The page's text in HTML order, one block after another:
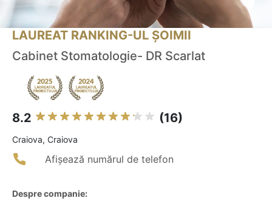
LAUREAT RANKING-UL ȘOIMII
Cabinet Stomatologie- DR Scarlat
8.2 (16)
Craiova, Craiova
Afișează numărul de telefon
Despre companie: